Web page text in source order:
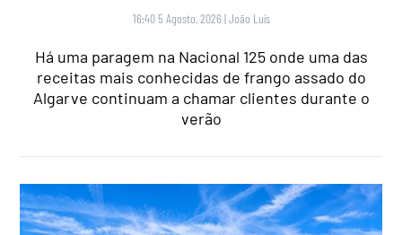
16:40 5 Agosto, 2026 |João Luís
Há uma paragem na Nacional 125 onde uma das
receitas mais conhecidas de frango assado do
Algarve continuam a chamar clientes durante o
verão